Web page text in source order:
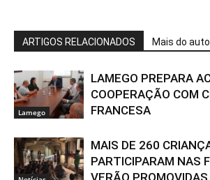
ARTIGOS RELACIONADOS Mais do
Lamego
LAMEGO PREPARA
COOPERAÇÃO COM
FRANCESA
MAIS DE 260
PARTICIPARAM NAS
VERÃO PROMOVIDAS